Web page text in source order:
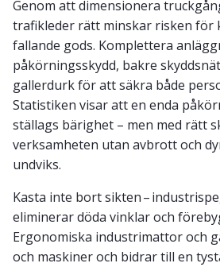
Genom att dimensionera
trafikleder rätt minskar risken för
fallande gods. Komplettera
påkörningsskydd, bakre
gallerdurk för att säkra både
Statistiken visar att en enda
ställags bärighet – men med rätt
verksamheten utan avbrott och
undviks.
Kasta inte bort sikten –
eliminerar döda vinklar och
Ergonomiska industrimattor och
och maskiner och bidrar till en